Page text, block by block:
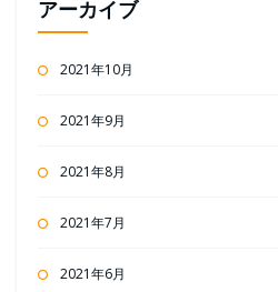
アーカイブ
2021年10月
2021年9月
2021年8月
2021年7月
2021年6月